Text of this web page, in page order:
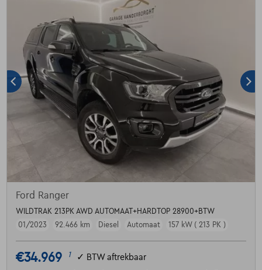
Ford Ranger
WILDTRAK 213PK AWD AUTOMAAT+HARDTOP 28900+BTW
01/2023
92.466 km Diesel Automaat 157 kW ( 213 PK )
€34.969 1 ✓ BTW aftrekbaar